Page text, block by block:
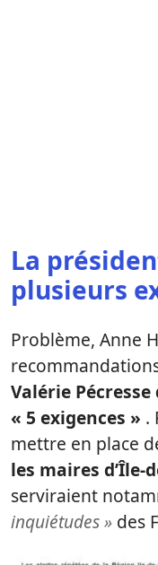
La
plusieurs
Problème, Anne
Valérie
« 5 exigences » .
mettre en place
les maires d’Île-
serviraient
inquiétudes » des